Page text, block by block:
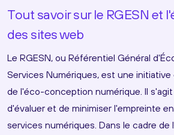
Tout savoir sur le RGESN et
des sites web
Le RGESN, ou Référentiel Général
Services Numériques, est une initiative
de l'éco-conception numérique. Il
d'évaluer et de minimiser l'empreinte
services numériques. Dans le cadre de